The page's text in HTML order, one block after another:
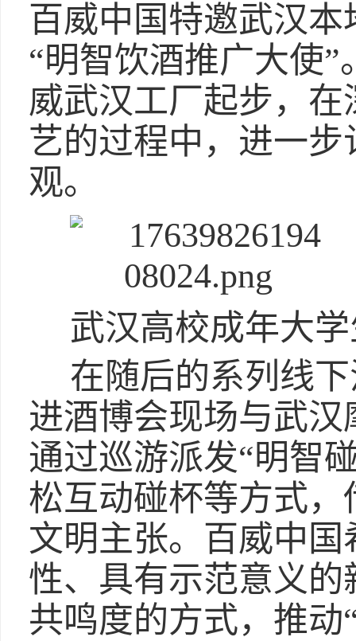
百威中国特邀武汉
“明智饮酒推广大使
威武汉工厂起步，
艺的过程中，进一步
观。
武汉高校成年大
在随后的系列线
进酒博会现场与武
通过巡游派发“明智
松互动碰杯等方式，
文明主张。百威中
性、具有示范意义
共鸣度的方式，推动